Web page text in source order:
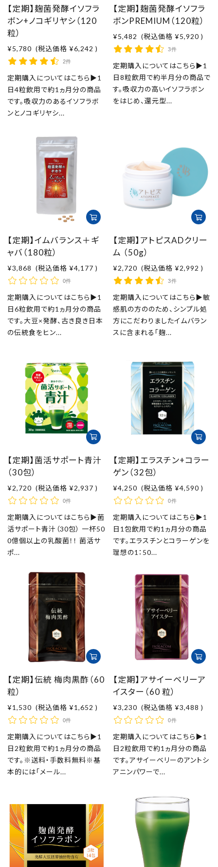
【定期】麹菌発酵イソフラ
ボン+ノコギリヤシ（120
粒）
¥5,780 (税込価格 ¥6,242 )
2件
定期購入についてはこちら▶1
日4粒飲用で約1ヵ月分の商品
です。吸収力のあるイソフラボ
ンとノコギリヤシ...
【定期】麹菌発酵イソフラ
ボンPREMIUM（120粒）
¥5,482 (税込価格 ¥5,920 )
3件
定期購入についてはこちら▶1
日8粒飲用で約半月分の商品で
す。吸収力の高いイソフラボン
をはじめ、還元型...
【定期】イムバランス＋ギ
ャバ（180粒）
¥3,868 (税込価格 ¥4,177 )
0件
定期購入についてはこちら▶1
日6粒飲用で約1ヵ月分の商品
です。大豆×発酵、古き良き日本
の伝統食をヒン...
【定期】アトピスADクリー
ム （50g）
¥2,720 (税込価格 ¥2,992 )
3件
定期購入についてはこちら▶敏
感肌の方ののため、シンプル処
方にこだわりましたイムバラン
スに含まれる「麹...
【定期】菌活サポート青汁
（30包）
¥2,720 (税込価格 ¥2,937 )
0件
定期購入についてはこちら▶菌
活サポート青汁（30包） 一杯50
0億個以上の乳酸菌！！ 菌活サ
ポ...
【定期】エラスチン+コラー
ゲン（32包）
¥4,250 (税込価格 ¥4,590 )
0件
定期購入についてはこちら▶1
日1包飲用で約1ヵ月分の商品
です。エラスチンとコラーゲンを
理想の1：50...
【定期】伝統 梅肉黒酢（60
粒）
¥1,530 (税込価格 ¥1,652 )
0件
定期購入についてはこちら▶1
日2粒飲用で約1ヵ月分の商品
です。※送料・手数料無料※基
本的には「メール...
【定期】アサイーベリーア
イスター（60 粒）
¥3,230 (税込価格 ¥3,488 )
0件
定期購入についてはこちら▶1
日2粒飲用で約1ヵ月分の商品
です。アサイーベリーのアントシ
アニンパワーで...